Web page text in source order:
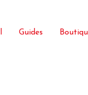
Guides